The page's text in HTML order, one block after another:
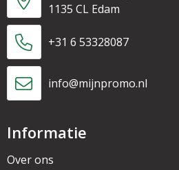
1135 CL Edam
+31 6 53328087
info@mijnpromo.nl
Informatie
Over ons